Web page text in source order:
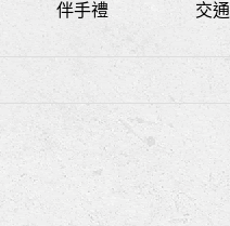
伴手禮 交通